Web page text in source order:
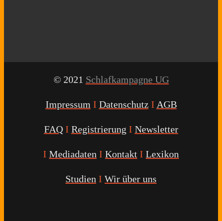
© 2021 Schlafkampagne UG
Impressum I Datenschutz I AGB
FAQ I Registrierung I Newsletter
I Mediadaten I Kontakt I Lexikon
Studien I Wir über uns